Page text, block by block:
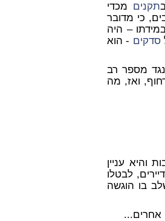
תקנים מכדי
כי מדובר
– היה
סדקים - הוא
מספר רב
ואז, מה
והיא עניין
לבטלו
בו הוגשה
אחרים...